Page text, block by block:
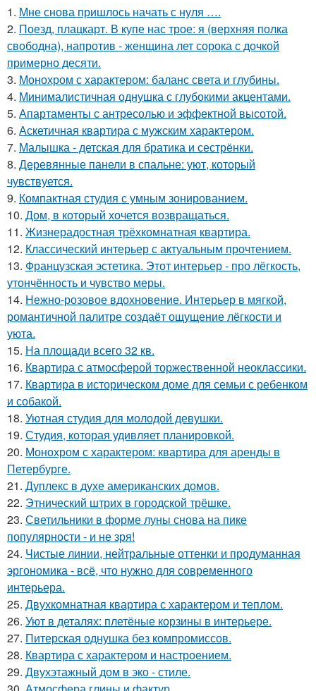
1. Мне снова пришлось начать с нуля ….
2. Поезд, плацкарт. В купе нас трое: я (верхняя полка
свободна), напротив - женщина лет сорока с дочкой
примерно десяти.
3. Монохром с характером: баланс света и глубины.
4. Минималистичная однушка с глубокими акцентами.
5. Апартаменты с антресолью и эффектной высотой.
6. Аскетичная квартира с мужским характером.
7. Малышка - детская для братика и сестрёнки.
8. Деревянные панели в спальне: уют, который
чувствуется.
9. Компактная студия с умным зонированием.
10. Дом, в который хочется возвращаться.
11. Жизнерадостная трёхкомнатная квартира.
12. Классический интерьер с актуальным прочтением.
13. Французская эстетика. Этот интерьер - про лёгкость,
утончённость и чувство меры.
14. Нежно-розовое вдохновение. Интерьер в мягкой,
романтичной палитре создаёт ощущение лёгкости и
уюта.
15. На площади всего 32 кв.
16. Квартира с атмосферой торжественной неоклассики.
17. Квартира в историческом доме для семьи с ребенком
и собакой.
18. Уютная студия для молодой девушки.
19. Студия, которая удивляет планировкой.
20. Монохром с характером: квартира для аренды в
Петербурге.
21. Дуплекс в духе американских домов.
22. Этнический штрих в городской трёшке.
23. Светильники в форме луны снова на пике
популярности - и не зря!
24. Чистые линии, нейтральные оттенки и продуманная
эргономика - всё, что нужно для современного
интерьера.
25. Двухкомнатная квартира с характером и теплом.
26. Уют в деталях: плетёные корзины в интерьере.
27. Питерская однушка без компромиссов.
28. Квартира с характером и настроением.
29. Двухэтажный дом в эко - стиле.